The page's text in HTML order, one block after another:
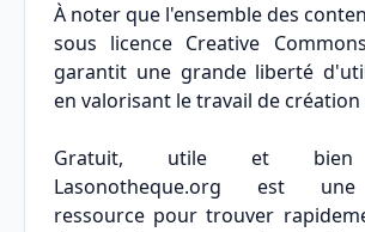
À noter que l'ensemble des
sous licence Creative
garantit une grande liberté
en valorisant le travail de
Gratuit, utile et bien
Lasonotheque.org est une
ressource pour trouver